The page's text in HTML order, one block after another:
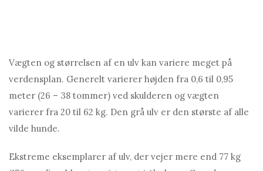
Vægten og størrelsen af ​​en ulv kan variere meget på
verdensplan. Generelt varierer højden fra 0,6 til 0,95
meter (26 – 38 tommer) ved skulderen og vægten
varierer fra 20 til 62 kg. Den grå ulv er den største af alle
vilde hunde.
Ekstreme eksemplarer af ulv, der vejer mere end 77 kg